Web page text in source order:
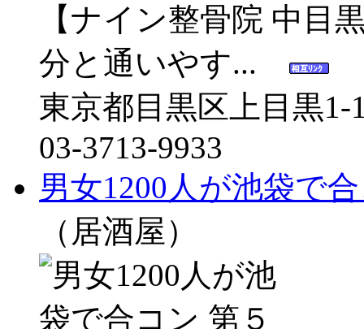
【ナイン整骨院 中目
分と通いやす...
東京都目黒区上目黒1-
03-3713-9933
男女1200人が池袋で
（居酒屋）